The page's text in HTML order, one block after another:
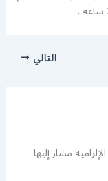
التالي
مشار إليها